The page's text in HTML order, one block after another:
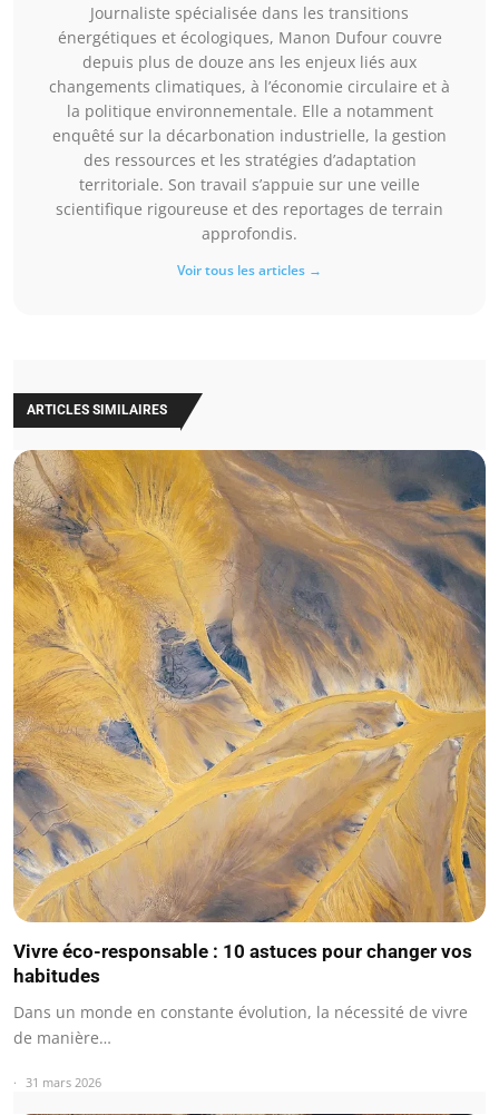
Journaliste spécialisée dans les transitions
énergétiques et écologiques, Manon Dufour couvre
depuis plus de douze ans les enjeux liés aux
changements climatiques, à l’économie circulaire et à
la politique environnementale. Elle a notamment
enquêté sur la décarbonation industrielle, la gestion
des ressources et les stratégies d’adaptation
territoriale. Son travail s’appuie sur une veille
scientifique rigoureuse et des reportages de terrain
approfondis.
Voir tous les articles →
ARTICLES SIMILAIRES
Vivre éco-responsable : 10 astuces pour changer vos
habitudes
Dans un monde en constante évolution, la nécessité de vivre
de manière…
31 mars 2026